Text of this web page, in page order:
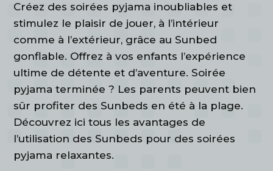
Créez des soirées pyjama inoubliables et
stimulez le plaisir de jouer, à l’intérieur
comme à l’extérieur, grâce au Sunbed
gonflable. Offrez à vos enfants l’expérience
ultime de détente et d’aventure. Soirée
pyjama terminée ? Les parents peuvent bien
sûr profiter des Sunbeds en été à la plage.
Découvrez ici tous les avantages de
l’utilisation des Sunbeds pour des soirées
pyjama relaxantes.